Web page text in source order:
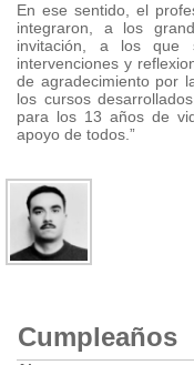
En ese sentido, el
integraron, a los
invitación, a los que
intervenciones y
de agradecimiento por
los cursos
para los 13 años de
apoyo de todos.”
Cumpleaños